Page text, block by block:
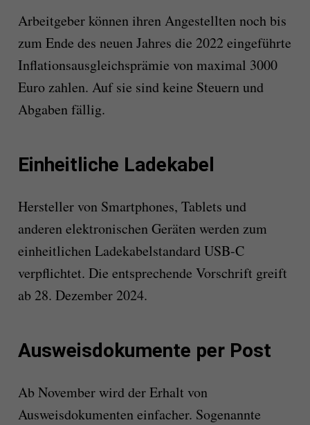
Arbeitgeber können ihren Angestellten noch bis
zum Ende des neuen Jahres die 2022 eingeführte
Inflationsausgleichsprämie von maximal 3000
Euro zahlen. Auf sie sind keine Steuern und
Abgaben fällig.
Einheitliche Ladekabel
Hersteller von Smartphones, Tablets und
anderen elektronischen Geräten werden zum
einheitlichen Ladekabelstandard USB-C
verpflichtet. Die entsprechende Vorschrift greift
ab 28. Dezember 2024.
Ausweisdokumente per Post
Ab November wird der Erhalt von
Ausweisdokumenten einfacher. Sogenannte